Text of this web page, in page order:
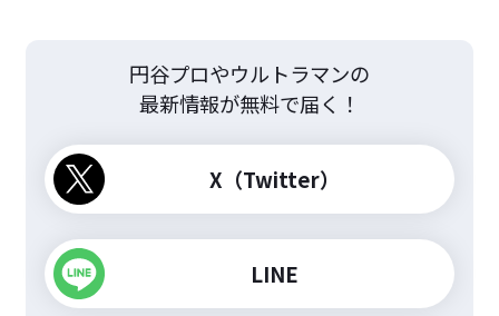
円谷プロやウルトラマンの
最新情報が無料で届く！
X（Twitter）
LINE